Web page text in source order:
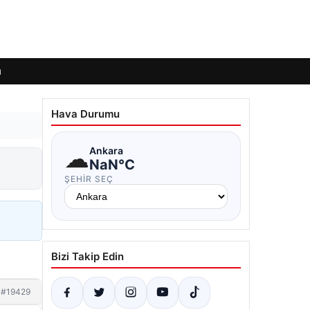
#19429
Hava Durumu
☁Ankara
NaN°C
ŞEHIR SEÇ
Bizi Takip Edin